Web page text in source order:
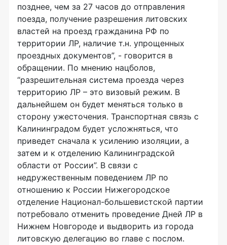
позднее, чем за 27 часов до отправления
поезда, получение разрешения литовских
властей на проезд гражданина РФ по
территории ЛР, наличие т.н. упрощенных
проездных документов”, - говорится в
обращении. По мнению нацболов,
“разрешительная система проезда через
территорию ЛР – это визовый режим. В
дальнейшем он будет меняться только в
сторону ужесточения. Транспортная связь с
Калининградом будет усложняться, что
приведет сначала к усилению изоляции, а
затем и к отделению Калининградской
области от России”. В связи с
недружественным поведением ЛР по
отношению к России Нижегородское
отделение Национал-большевистской партии
потребовало отменить проведение Дней ЛР в
Нижнем Новгороде и выдворить из города
литовскую делегацию во главе с послом.